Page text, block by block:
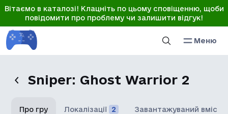
Вітаємо в каталозі! Клацніть по цьому сповіщенню, щоби
повідомити про проблему чи залишити відгук!
Меню
Sniper: Ghost Warrior 2
Про гру Локалізації 2 Завантажуваний вміст